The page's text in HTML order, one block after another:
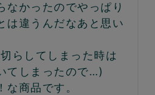
なかったのでやっぱり
は違うんだなあと思い
らしてしまった時は
てしまったので…)
な商品です。